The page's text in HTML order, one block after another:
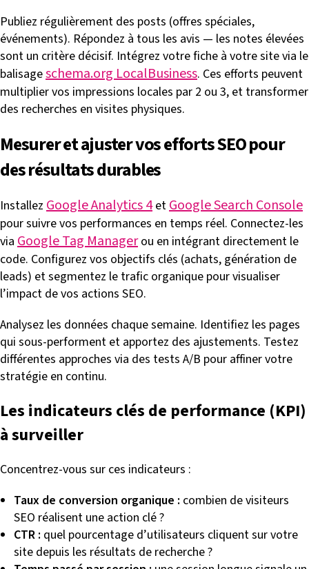
Publiez régulièrement des posts (offres spéciales,
événements). Répondez à tous les avis — les notes élevées
sont un critère décisif. Intégrez votre fiche à votre site via le
balisageschema.org LocalBusiness. Ces efforts peuvent
multiplier vos impressions locales par 2 ou 3, et transformer
des recherches en visites physiques.
Mesurer et ajuster vos efforts SEO pour
des résultats durables
Installez Google Analytics 4etGoogle Search Console
pour suivre vos performances en temps réel. Connectez-les
via Google Tag Managerou en intégrant directement le
code. Configurez vos objectifs clés (achats, génération de
leads) et segmentez le trafic organique pour visualiser
l’impact de vos actions SEO.
Analysez les données chaque semaine. Identifiez les pages
qui sous-performent et apportez des ajustements. Testez
différentes approches via des tests A/B pour affiner votre
stratégie en continu.
Les indicateurs clés de performance (KPI)
à surveiller
Concentrez-vous sur ces indicateurs :
Taux de conversion organique : combien de visiteurs
SEO réalisent une action clé ?
CTR : quel pourcentage d’utilisateurs cliquent sur votre
site depuis les résultats de recherche ?